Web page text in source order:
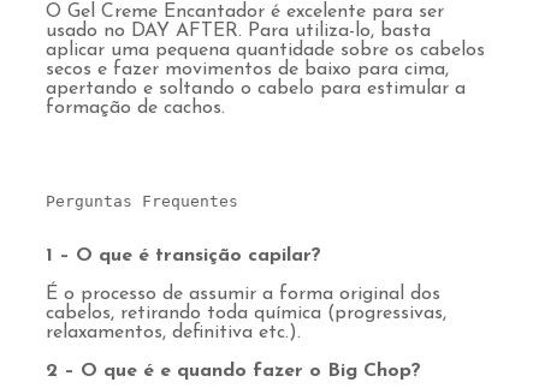
O Gel Creme Encantador é excelente para ser
usado no DAY AFTER. Para utiliza-lo, basta
aplicar uma pequena quantidade sobre os cabelos
secos e fazer movimentos de baixo para cima,
apertando e soltando o cabelo para estimular a
formação de cachos.
Perguntas Frequentes
1 – O que é transição capilar?
É o processo de assumir a forma original dos
cabelos, retirando toda química (progressivas,
relaxamentos, definitiva etc.).
2 – O que é e quando fazer o Big Chop?